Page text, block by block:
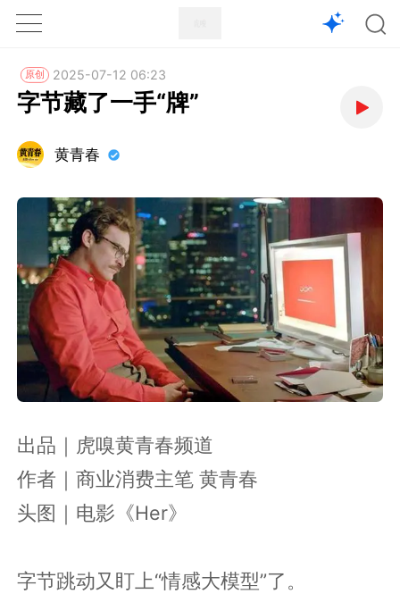
1X
原创 2025-07-12 06:23
字节藏了一手“牌”
黄青春
出品｜虎嗅黄青春频道
作者｜商业消费主笔 黄青春
头图｜电影《Her》
字节跳动又盯上“情感大模型”了。